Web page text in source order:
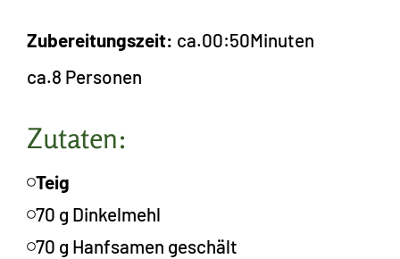
Zubereitungszeit: ca.00:50Minuten
ca.8 Personen
Zutaten:
Teig
70 g Dinkelmehl
70 g Hanfsamen geschält